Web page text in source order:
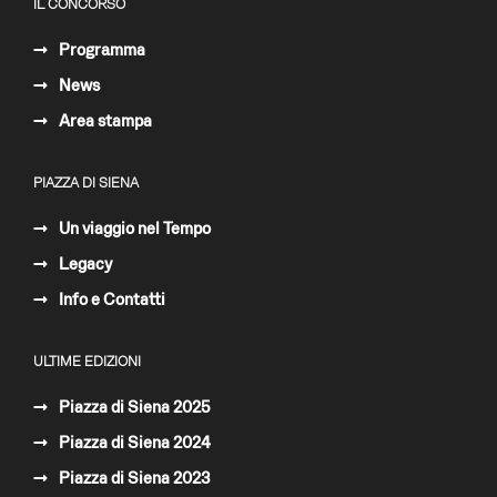
IL CONCORSO
Programma
News
Area stampa
PIAZZA DI SIENA
Un viaggio nel Tempo
Legacy
Info e Contatti
ULTIME EDIZIONI
Piazza di Siena 2025
Piazza di Siena 2024
Piazza di Siena 2023